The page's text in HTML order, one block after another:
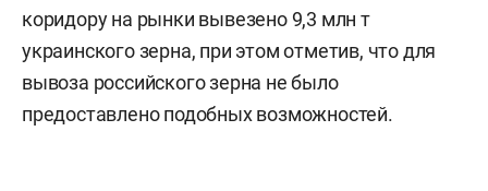
коридору на рынки вывезено 9,3 млн т
украинского зерна, при этом отметив, что для
вывоза российского зерна не было
предоставлено подобных возможностей.